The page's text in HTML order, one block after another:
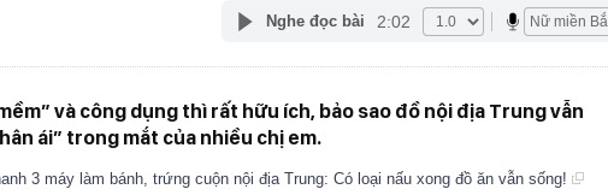
Nghe đọc bài 2:02
và công dụng thì rất hữu ích, bảo sao đồ nội địa Trung vẫn
ái” trong mắt của nhiều chị em.
3 máy làm bánh, trứng cuộn nội địa Trung: Có loại nấu xong đồ ăn vẫn sống!